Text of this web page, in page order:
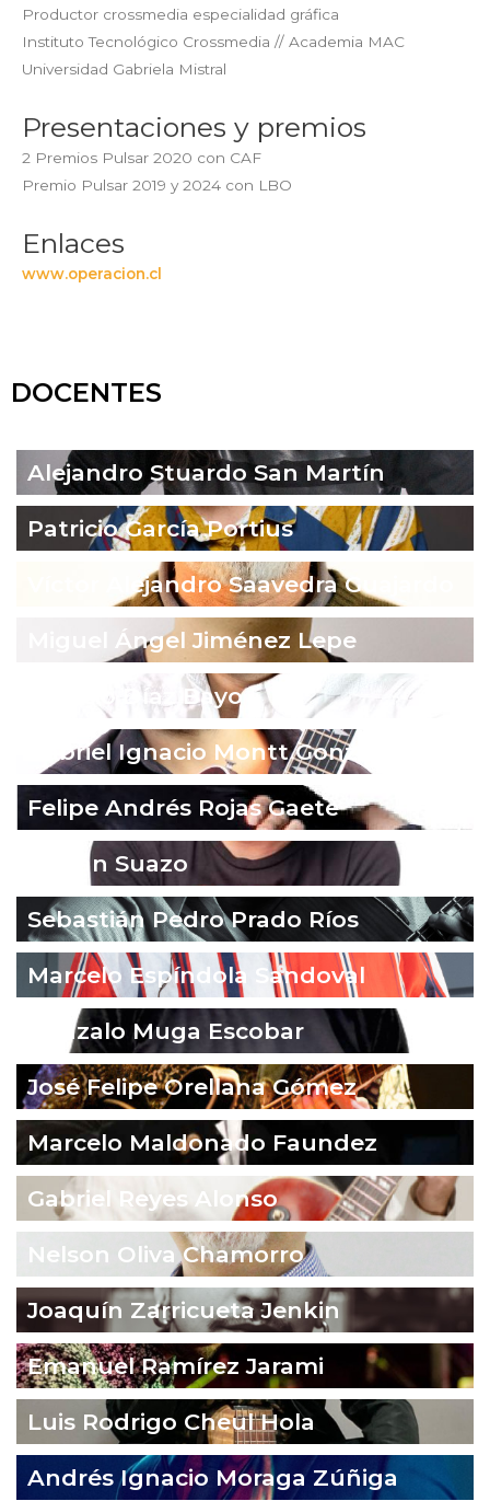
Productor crossmedia especialidad gráfica
Instituto Tecnológico Crossmedia // Academia MAC
Universidad Gabriela Mistral
Presentaciones y premios
2 Premios Pulsar 2020 con CAF
Premio Pulsar 2019 y 2024 con LBO
Enlaces
www.operacion.cl
DOCENTES
Alejandro Stuardo San Martín
Patricio García Portius
Víctor Alejandro Saavedra Guajardo
Miguel Ángel Jiménez Lepe
Ignacio Díaz Bayo
Gabriel Ignacio Montt González
Felipe Andrés Rojas Gaete
Fabián Suazo
Sebastián Pedro Prado Ríos
Marcelo Espíndola Sandoval
Gonzalo Muga Escobar
José Felipe Orellana Gómez
Marcelo Maldonado Faundez
Gabriel Reyes Alonso
Nelson Oliva Chamorro
Joaquín Zarricueta Jenkin
Emanuel Ramírez Jarami
Luis Rodrigo Cheul Hola
Andrés Ignacio Moraga Zúñiga